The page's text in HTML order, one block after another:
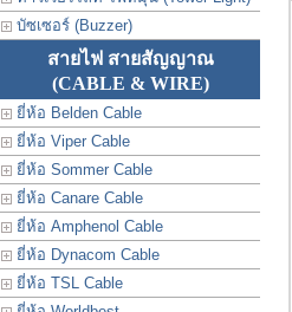
บัซเซอร์ (Buzzer)
สายไฟ สายสัญญาณ
(CABLE & WIRE)
ยี่ห้อ Belden Cable
ยี่ห้อ Viper Cable
ยี่ห้อ Sommer Cable
ยี่ห้อ Canare Cable
ยี่ห้อ Amphenol Cable
ยี่ห้อ Dynacom Cable
ยี่ห้อ TSL Cable